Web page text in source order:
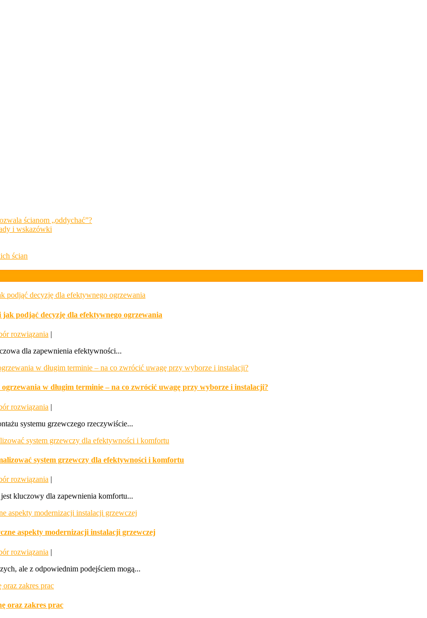
podjąć decyzję dla efektywnego ogrzewania
rozwiązania |
dla zapewnienia efektywności...
w długim terminie – na co zwrócić uwagę przy wyborze i instalacji?
rozwiązania |
systemu grzewczego rzeczywiście...
system grzewczy dla efektywności i komfortu
rozwiązania |
kluczowy dla zapewnienia komfortu...
aspekty modernizacji instalacji grzewczej
rozwiązania |
ale z odpowiednim podejściem mogą...
oraz zakres prac